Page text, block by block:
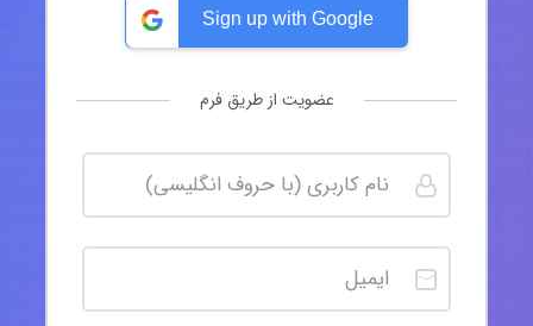
Sign up with Google
عضویت از طریق فرم